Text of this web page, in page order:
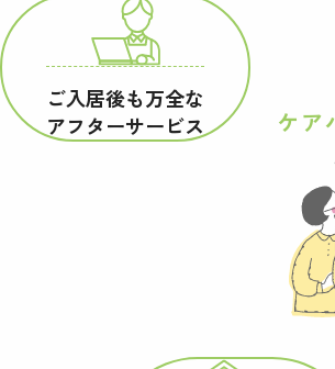
ケア
ご入居後も万全な
アフターサービス